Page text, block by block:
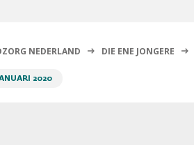
NEDERLAND DIE ENE JONGERE
2020